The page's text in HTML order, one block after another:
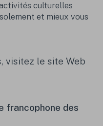
culturelles
et mieux vous
visitez le site Web
francophone des